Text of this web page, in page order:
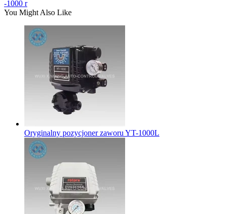
-1000 r
You Might Also Like
Oryginalny pozycjoner zaworu YT-1000L